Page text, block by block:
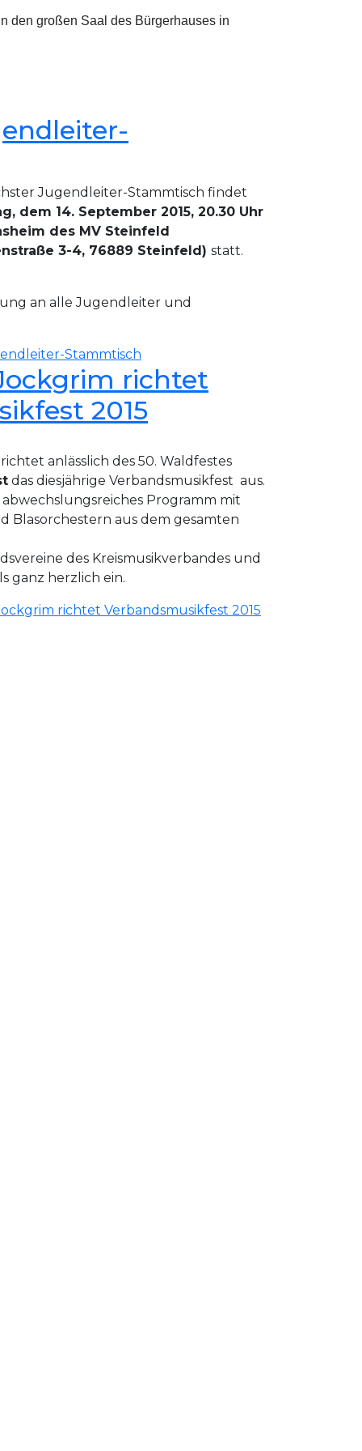
den großen Saal des Bürgerhauses in
Jugendleiter-Stammtisch findet
dem 14. September 2015, 20.30 Uhr
des MV Steinfeld
3-4, 76889 Steinfeld) statt.
an alle Jugendleiter und
Stammtisch
richtet
2015
anlässlich des 50. Waldfestes
das diesjährige Verbandsmusikfest aus.
Programm mit
Blasorchestern aus dem gesamten
des Kreismusikverbandes und
ganz herzlich ein.
richtet Verbandsmusikfest 2015